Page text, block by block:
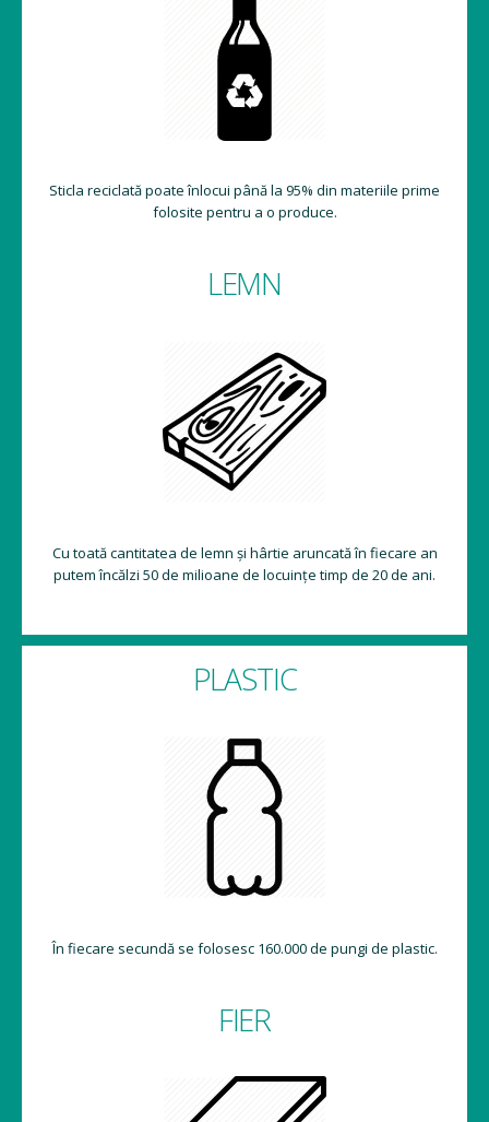
Sticla reciclată poate înlocui până la 95% din materiile prime
folosite pentru a o produce.
LEMN
Cu toată cantitatea de lemn și hârtie aruncată în fiecare an
putem încălzi 50 de milioane de locuințe timp de 20 de ani.
PLASTIC
În fiecare secundă se folosesc 160.000 de pungi de plastic.
FIER